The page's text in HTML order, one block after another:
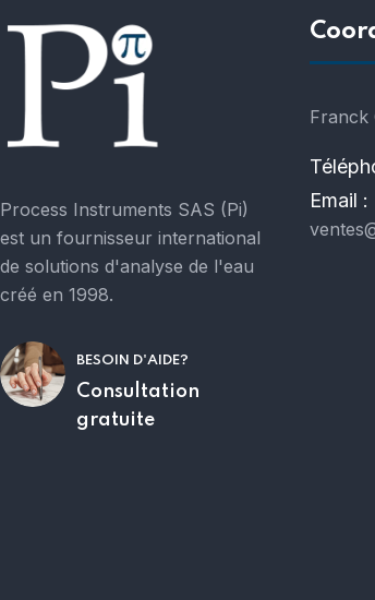
Process Instruments SAS (Pi)
est un fournisseur international
de solutions d'analyse de l'eau
créé en 1998.
BESOIN D'AIDE?
Consultation
gratuite
Franck
Email :